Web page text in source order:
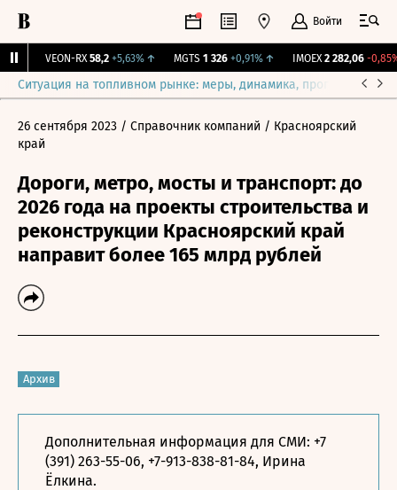
Войти
VEON-RX 58,2 +5,63%↑ MGTS 1 326 +0,91% ↑ IMOEX 2 282,06 -0,85%
Ситуация на топливном рынке: меры, динамика, прогнозы
26 сентября 2023 / Справочник компаний / Красноярский
край
Дороги, метро, мосты и транспорт: до
2026 года на проекты строительства и
реконструкции Красноярский край
направит более 165 млрд рублей
Архив
Дополнительная информация для СМИ: +7
(391) 263-55-06, +7-913-838-81-84, Ирина
Ёлкина.